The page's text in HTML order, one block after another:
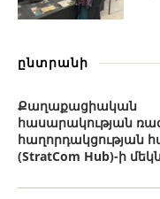
ընտրանի
Քաղաքացիական
հասարակության
հաղորդակցության
(StratCom Hub)-ի